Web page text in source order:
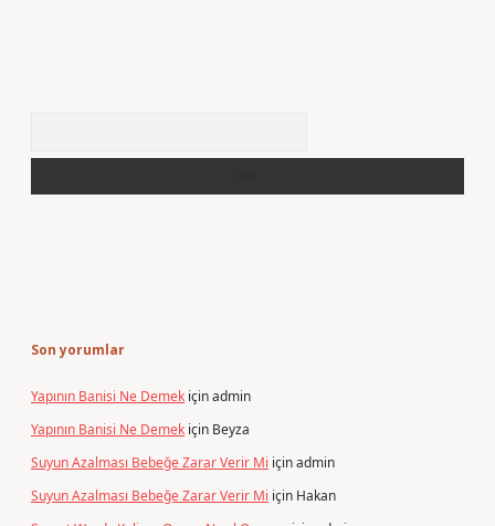
Son yorumlar
Yapının Banisi Ne Demek içinadmin
Yapının Banisi Ne Demek için Beyza
Suyun Azalması Bebeğe Zarar Verir Mi içinadmin
Suyun Azalması Bebeğe Zarar Verir Mi için Hakan